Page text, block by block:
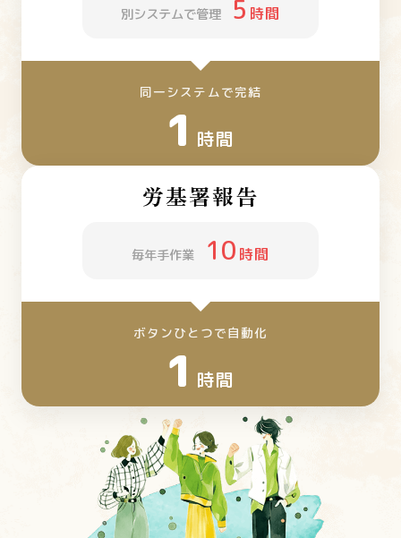
別システムで管理 5 時間
同一システムで完結
1 時間
労基署報告
毎年手作業 10 時間
ボタンひとつで自動化
1 時間